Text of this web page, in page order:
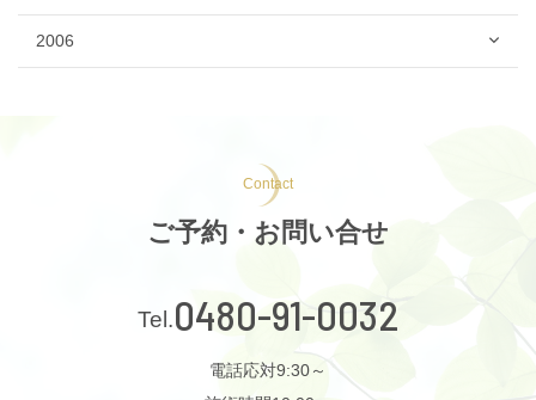
2006
Contact
ご予約・お問い合せ
0480-91-0032
電話応対9:30～